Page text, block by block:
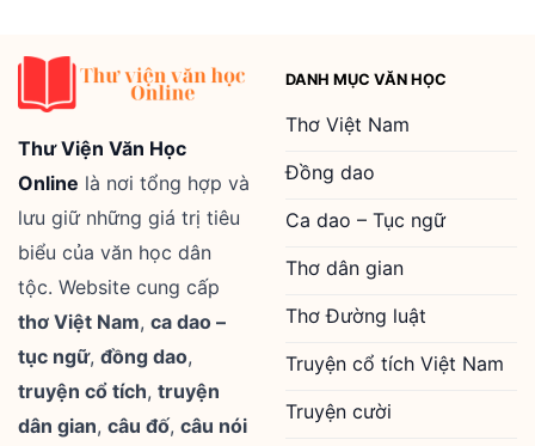
Thư Viện Văn Học
Online là nơi tổng hợp và
lưu giữ những giá trị tiêu
biểu của văn học dân
tộc. Website cung cấp
thơ Việt Nam, ca dao –
tục ngữ, đồng dao,
truyện cổ tích, truyện
dân gian, câu đố, câu nói
DANH MỤC VĂN HỌC
Thơ Việt Nam
Đồng dao
Ca dao – Tục ngữ
Thơ dân gian
Thơ Đường luật
Truyện cổ tích Việt Nam
Truyện cười